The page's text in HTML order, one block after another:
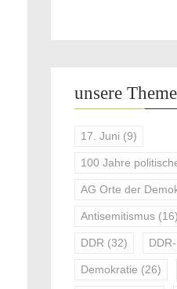
unsere
17. Juni (9)
100 Jahre
AG Orte der
Antisemitismus (16)
DDR (32)
Demokratie (26)